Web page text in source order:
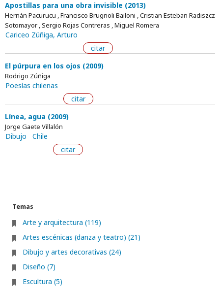
Apostillas para una obra invisible (2013)
Hernán Pacurucu , Francisco Brugnoli Bailoni , Cristian Esteban Radiszcz
Sotomayor , Sergio Rojas Contreras , Miguel Romera
Cariceo Zúñiga, Arturo
citar
El púrpura en los ojos (2009)
Rodrigo Zúñiga
Poesías chilenas
citar
Línea, agua (2009)
Jorge Gaete Villalón
Dibujo
Chile
citar
Temas
Arte y arquitectura (119)
Artes escénicas (danza y teatro) (21)
Dibujo y artes decorativas (24)
Diseño (7)
Escultura (5)